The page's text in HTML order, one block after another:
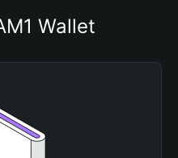
Wallet